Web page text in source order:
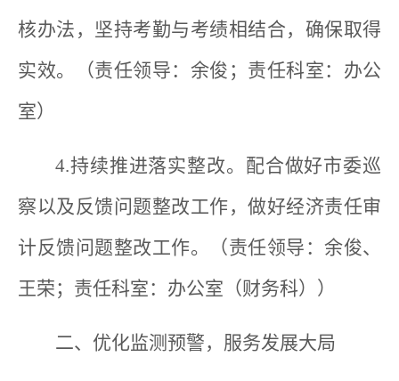
核办法，坚持考勤与考绩相结合，确保取得
实效。（责任领导：余俊；责任科室：办公
室）
4.持续推进落实整改。配合做好市委巡
察以及反馈问题整改工作，做好经济责任审
计反馈问题整改工作。（责任领导：余俊、
王荣；责任科室：办公室（财务科））
二、优化监测预警，服务发展大局